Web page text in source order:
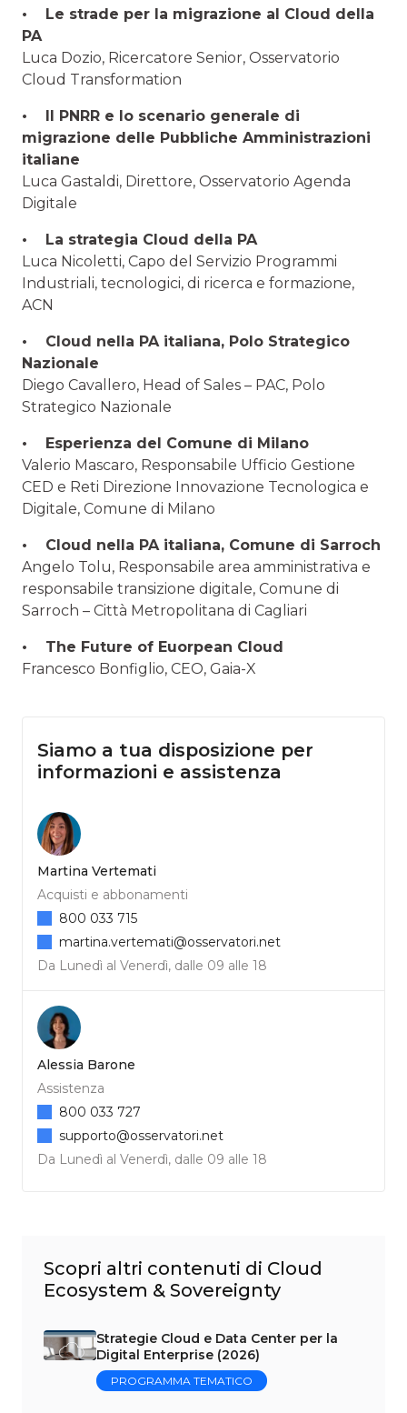
• Le strade per la migrazione al Cloud della
PA
Luca Dozio, Ricercatore Senior, Osservatorio
Cloud Transformation
• Il PNRR e lo scenario generale di
migrazione delle Pubbliche Amministrazioni
italiane
Luca Gastaldi, Direttore, Osservatorio Agenda
Digitale
• La strategia Cloud della PA
Luca Nicoletti, Capo del Servizio Programmi
Industriali, tecnologici, di ricerca e formazione,
ACN
• Cloud nella PA italiana, Polo Strategico
Nazionale
Diego Cavallero, Head of Sales – PAC, Polo
Strategico Nazionale
• Esperienza del Comune di Milano
Valerio Mascaro, Responsabile Ufficio Gestione
CED e Reti Direzione Innovazione Tecnologica e
Digitale, Comune di Milano
• Cloud nella PA italiana, Comune di Sarroch
Angelo Tolu, Responsabile area amministrativa e
responsabile transizione digitale, Comune di
Sarroch – Città Metropolitana di Cagliari
• The Future of Euorpean Cloud
Francesco Bonfiglio, CEO, Gaia-X
Siamo a tua disposizione per
informazioni e assistenza
Martina Vertemati
Acquisti e abbonamenti
Da Lunedì al Venerdì, dalle 09 alle 18
800 033 715
martina.vertemati@osservatori.net
Alessia Barone
Assistenza
Da Lunedì al Venerdì, dalle 09 alle 18
800 033 727
supporto@osservatori.net
Scopri altri contenuti di Cloud
Ecosystem & Sovereignty
Strategie Cloud e Data Center per la
Digital Enterprise (2026)
PROGRAMMA TEMATICO